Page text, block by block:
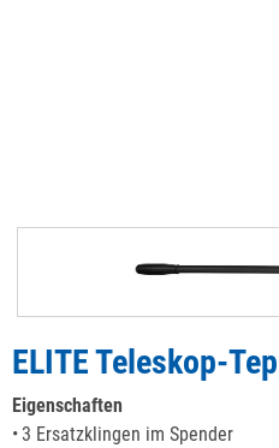
ELITE Teleskop-
Eigenschaften
3 Ersatzklingen im Spender